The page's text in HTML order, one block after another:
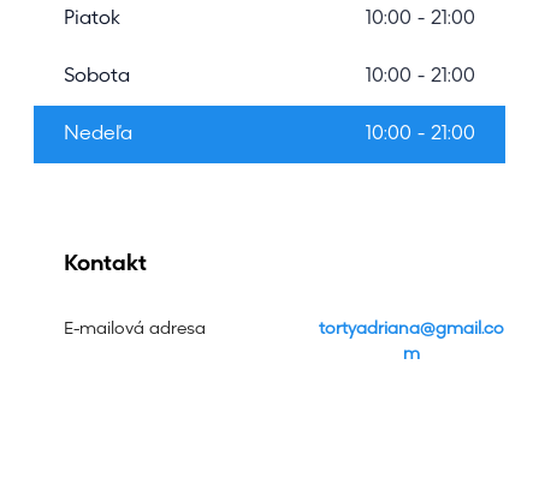
Piatok 10:00 - 21:00
Sobota 10:00 - 21:00
Nedeľa 10:00 - 21:00
Kontakt
E-mailová adresa
tortyadriana@gmail.co
m